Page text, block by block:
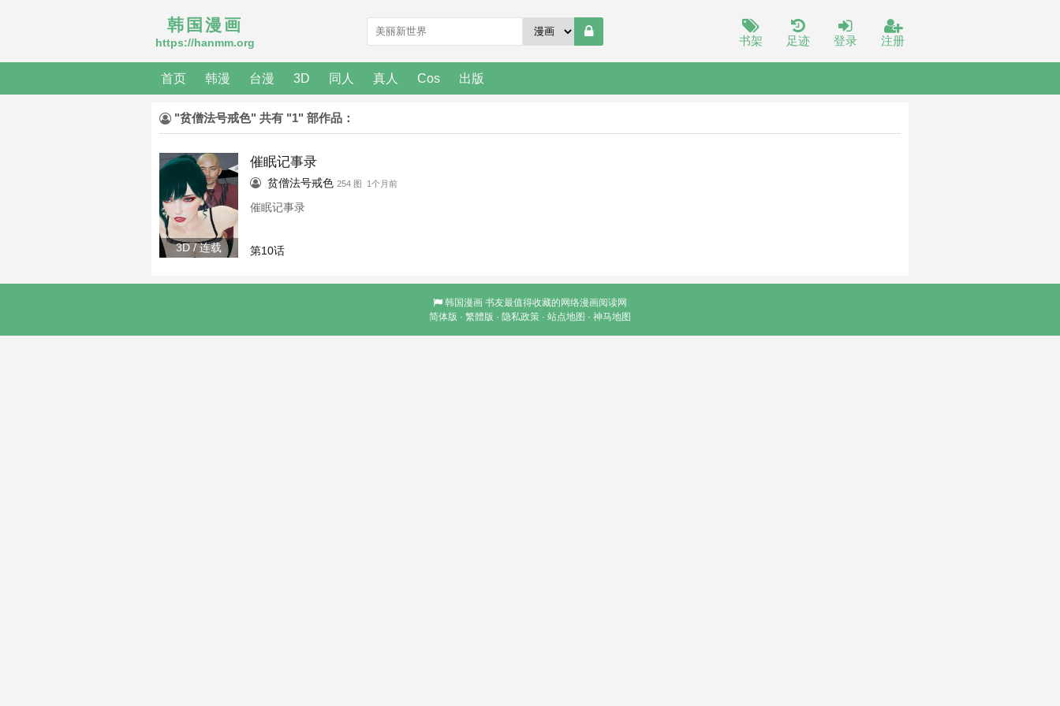
韩国漫画
https://hanmm.org 书架 足迹 登录 注册
首页 韩漫 台漫 3D 同人 真人 Cos 出版
"贫僧法号戒色" 共有 "1" 部作品：
3D / 连载
催眠记事录
贫僧法号戒色 254 图 1个月前
催眠记事录
第10话
韩国漫画 书友最值得收藏的网络漫画阅读网
简体版 · 繁體版 · 隐私政策 · 站点地图 · 神马地图